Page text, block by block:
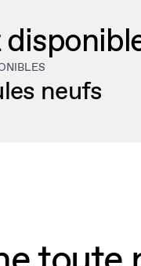
neufs